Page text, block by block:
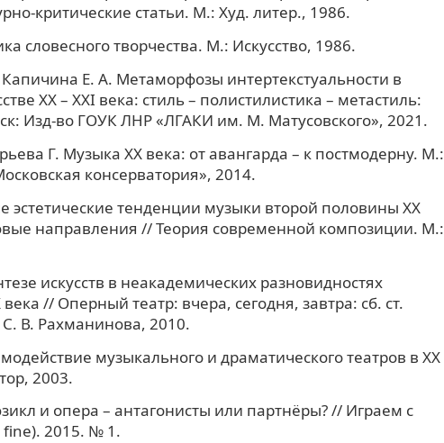
критические статьи. М.: Худ. литер., 1986.
словесного творчества. М.: Искусство, 1986.
Е. А. Метаморфозы интертекстуальности в
ХХ – ХХI века: стиль – полистилистика – метастиль:
Изд-во ГОУК ЛНР «ЛГАКИ им. М. Матусовского», 2021.
Г. Музыка ХХ века: от авангарда – к постмодерну. М.:
консерватория», 2014.
эстетические тенденции музыки второй половины XX
направления // Теория современной композиции. М.:
искусств в неакадемических разновидностях
// Оперный театр: вчера, сегодня, завтра: сб. ст.
В. Рахманинова, 2010.
музыкального и драматического театров в ХХ
2003.
и опера – антагонисты или партнёры? // Играем с
fine). 2015. № 1.